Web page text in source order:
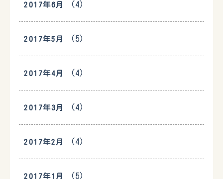
2017年6月 (4)
2017年5月 (5)
2017年4月 (4)
2017年3月 (4)
2017年2月 (4)
2017年1月 (5)